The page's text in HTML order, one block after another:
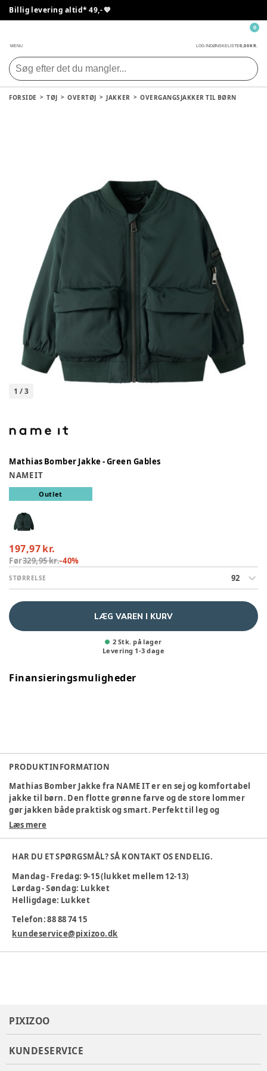
Billig levering altid* 49,- 💙
MENU LOG INDØNSKELISTE0,00 KR.
0
FORSIDE TØJ OVERTØJ JAKKER OVERGANGSJAKKER TIL BØRN
1 /3
Mathias Bomber Jakke - Green Gables
NAME IT
Outlet
197,97 kr.
Før329,95 kr.-40%
STØRRELSE 92
LÆG VAREN I KURV
2 Stk. på lager
Levering 1-3 dage
Finansieringsmuligheder
PRODUKTINFORMATION
Mathias Bomber Jakke fra NAME IT er en sej og komfortabel
jakke til børn. Den flotte grønne farve og de store lommer
gør jakken både praktisk og smart. Perfekt til leg og
hverdag!
Store lommer til små skatte
Maskinvask 30 °C
En jakke, der holder dit barn varm og ser cool ud på samme
tid.
Farve:Grön
Læs mere
HAR DU ET SPØRGSMÅL? SÅ KONTAKT OS ENDELIG.
Mandag - Fredag: 9-15 (lukket mellem 12-13)
Lørdag - Søndag: Lukket
Helligdage: Lukket
Telefon: 88 88 74 15
kundeservice@pixizoo.dk
PIXIZOO
KUNDESERVICE